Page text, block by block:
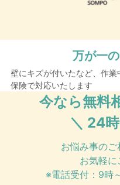
万が一
壁にキズが付いたなど、作
保険で対応いたします
今なら無料
＼ 24
お悩み事の
お気軽に
※電話受付：9時